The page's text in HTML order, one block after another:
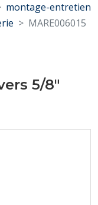
montage-entretien
MARE006015
5/8"